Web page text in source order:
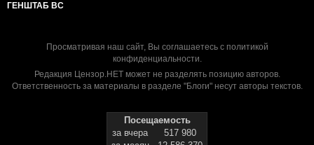
ГЕНШТАБ ВС
Просматривая наш сайт, Вы соглашаетесь с политикой
конфиденциальности.
Редакция Цензор.НЕТ может не разделять позицию авторов.
Ответственность за материалы в разделе "Блоги" несут авторы текстов.
Посещаемость
за вчера
517 980